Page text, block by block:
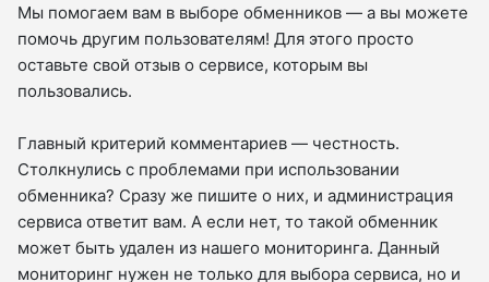
Мы помогаем вам в выборе обменников — а вы можете
помочь другим пользователям! Для этого просто
оставьте свой отзыв о сервисе, которым вы
пользовались.
Главный критерий комментариев — честность.
Столкнулись с проблемами при использовании
обменника? Сразу же пишите о них, и администрация
сервиса ответит вам. А если нет, то такой обменник
может быть удален из нашего мониторинга. Данный
мониторинг нужен не только для выбора сервиса, но и